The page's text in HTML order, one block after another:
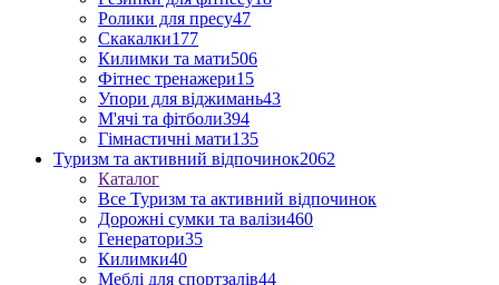
Ролики для пресу47
Скакалки177
Килимки та мати506
Фітнес тренажери15
Упори для віджимань43
М'ячі та фітболи394
Гімнастичні мати135
Туризм та активний відпочинок2062
Каталог
Все Туризм та активний відпочинок
Дорожні сумки та валізи460
Генератори35
Килимки40
Меблі для спортзалів44